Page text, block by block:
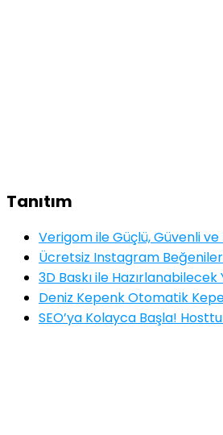
Tanıtım
Verigom ile Güçlü, Güvenli
Ücretsiz Instagram
3D Baskı ile Hazırlanabilecek
Deniz Kepenk Otomatik
SEO’ya Kolayca Başla!